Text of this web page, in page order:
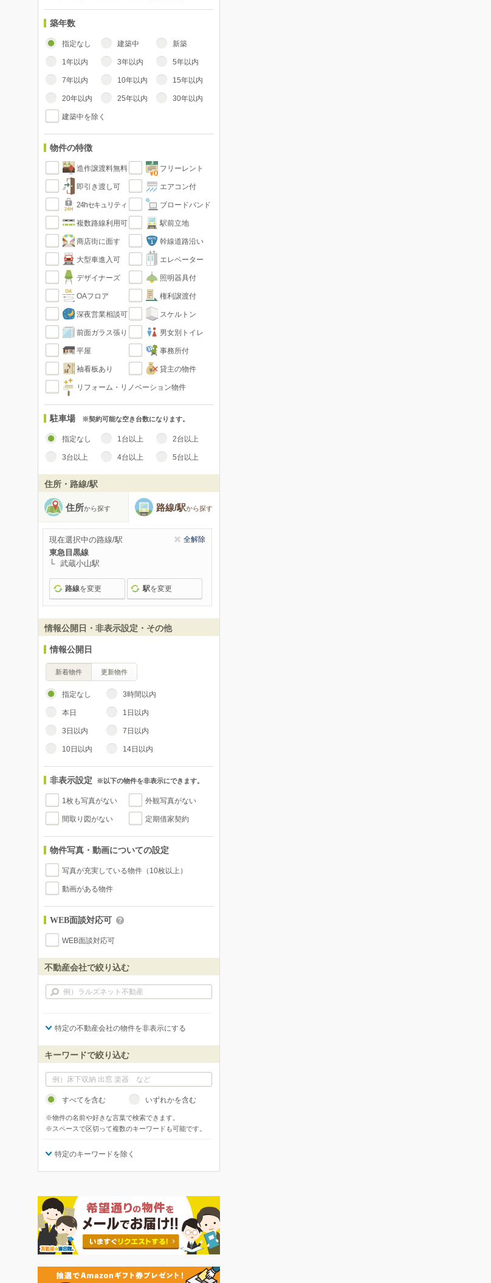
築年数
指定なし 建築中 新築
1年以内 3年以内 5年以内
7年以内 10年以内 15年以内
20年以内 25年以内 30年以内
建築中を除く
物件の特徴
造作譲渡料無料 フリーレント
即引き渡し可 エアコン付
24hセキュリティ ブロードバンド
複数路線利用可 駅前立地
商店街に面す 幹線道路沿い
大型車進入可 エレベーター
デザイナーズ 照明器具付
OAフロア 権利譲渡付
深夜営業相談可 スケルトン
前面ガラス張り 男女別トイレ
平屋 事務所付
袖看板あり 貸主の物件
リフォーム・リノベーション物件
駐車場 ※契約可能な空き台数になります。
指定なし 1台以上 2台以上
3台以上 4台以上 5台以上
住所・路線/駅
住所から探す 路線/駅から探す
現在選択中の路線/駅 全解除
東急目黒線
武蔵小山駅
路線を変更 駅を変更
情報公開日・非表示設定・その他
情報公開日
新着物件 更新物件
指定なし 3時間以内
本日 1日以内
3日以内 7日以内
10日以内 14日以内
非表示設定 ※以下の物件を非表示にできます。
1枚も写真がない 外観写真がない
間取り図がない 定期借家契約
物件写真・動画についての設定
写真が充実している物件（10枚以上）
動画がある物件
WEB面談対応可
WEB面談対応可
不動産会社で絞り込む
特定の不動産会社の物件を非表示にする
キーワードで絞り込む
すべてを含む いずれかを含む
※物件の名前や好きな言葉で検索できます。
※スペースで区切って複数のキーワードも可能です。
特定のキーワードを除く